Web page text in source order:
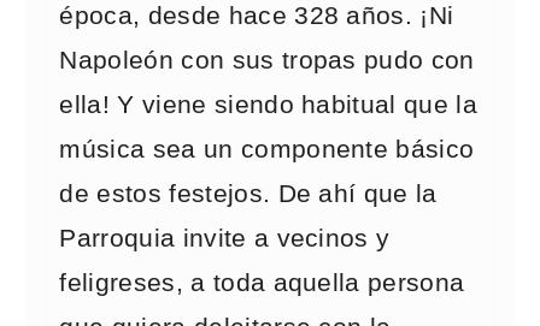
época, desde hace 328 años. ¡Ni
Napoleón con sus tropas pudo con
ella! Y viene siendo habitual que la
música sea un componente básico
de estos festejos. De ahí que la
Parroquia invite a vecinos y
feligreses, a toda aquella persona